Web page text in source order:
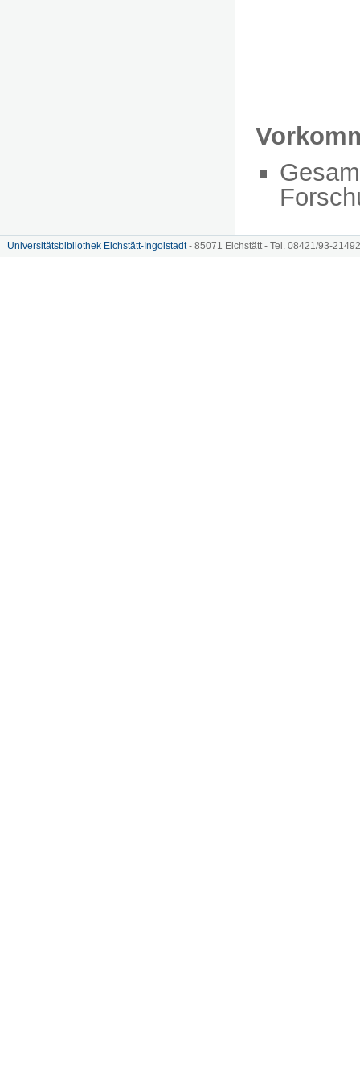
Universitätsbibliothek Eichstätt-Ingolstadt- 85071 Eichstätt - Tel. 08421/93-